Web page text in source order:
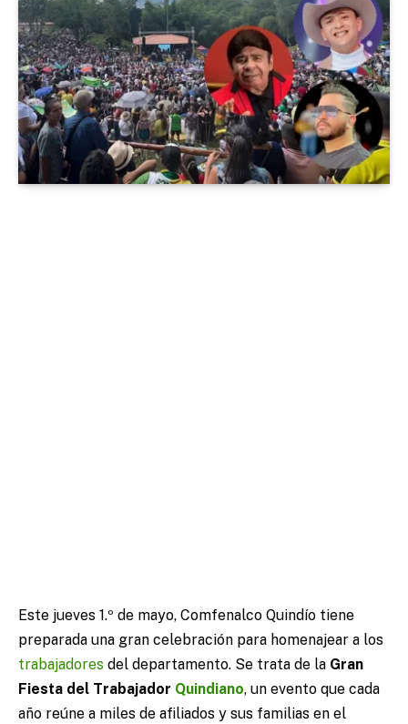
Este jueves 1.º de mayo, Comfenalco Quindío tiene
preparada una gran celebración para homenajear a los
trabajadores del departamento. Se trata de la Gran
Fiesta del Trabajador Quindiano, un evento que cada
año reúne a miles de afiliados y sus familias en el